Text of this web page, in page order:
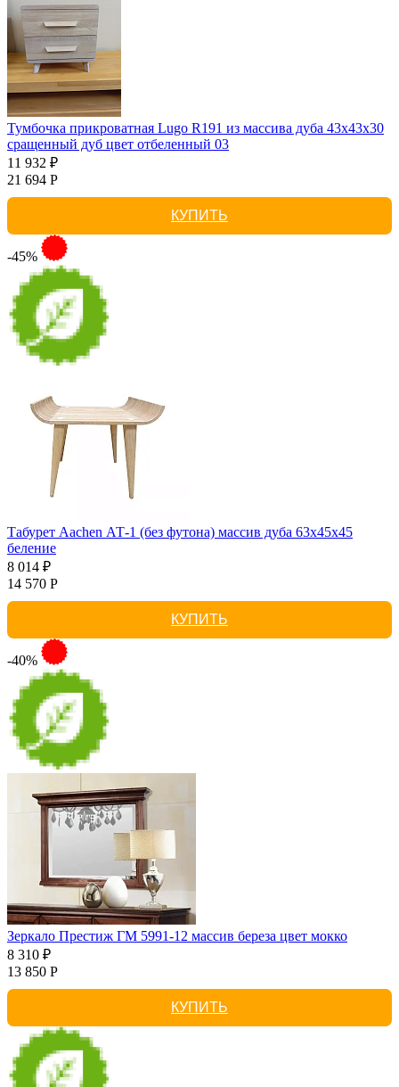
Тумбочка прикроватная Lugo R191 из массива дуба 43х43х30
сращенный дуб цвет отбеленный 03
11 932 ₽
21 694 Р
КУПИТЬ
-45%
Табурет Aachen АТ-1 (без футона) массив дуба 63х45х45
беление
8 014 ₽
14 570 Р
КУПИТЬ
-40%
Зеркало Престиж ГМ 5991-12 массив береза цвет мокко
8 310 ₽
13 850 Р
КУПИТЬ